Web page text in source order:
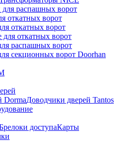
распашных ворот
откатных ворот
откатных ворот
откатных ворот
распашных ворот
секционных ворот Doorhan
DormaДоводчики дверей Tantos
доступаКарты